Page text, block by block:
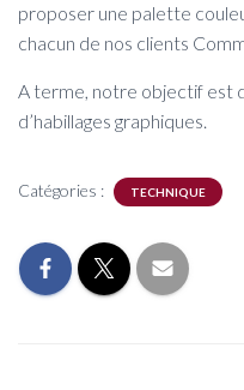
proposer une palette
chacun de nos clients
A terme, notre objectif est
d’habillages graphiques.
Catégories : TECHNIQUE